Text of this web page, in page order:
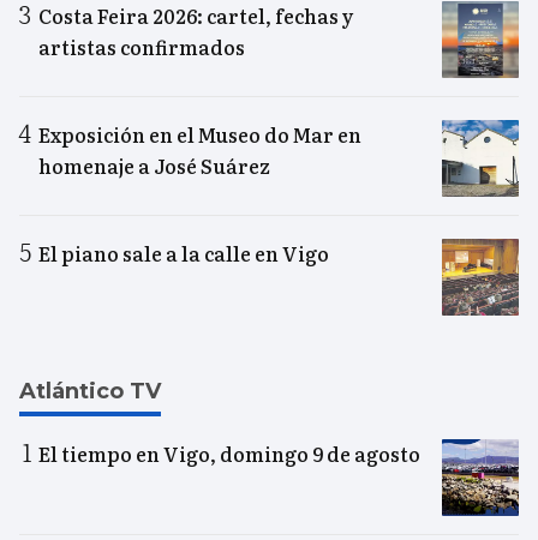
Costa Feira 2026: cartel, fechas y
artistas confirmados
Exposición en el Museo do Mar en
homenaje a José Suárez
El piano sale a la calle en Vigo
Atlántico TV
El tiempo en Vigo, domingo 9 de agosto